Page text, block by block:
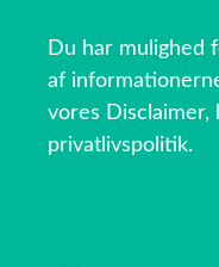
Du har mulighed
af
vores Disclaimer,
privatlivspolitik.